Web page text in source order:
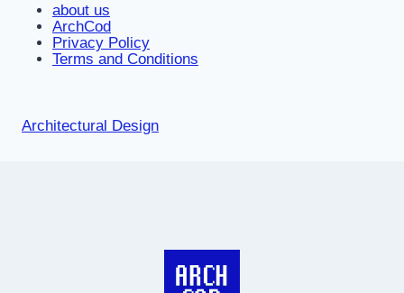
about us
ArchCod
Privacy Policy
Terms and Conditions
Architectural Design